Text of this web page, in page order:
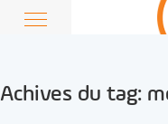
Achives du tag: